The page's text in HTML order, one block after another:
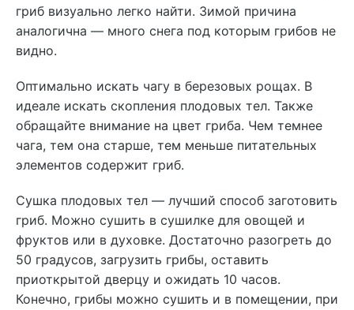
гриб визуально легко найти. Зимой причина
аналогична — много снега под которым грибов не
видно.
Оптимально искать чагу в березовых рощах. В
идеале искать скопления плодовых тел. Также
обращайте внимание на цвет гриба. Чем темнее
чага, тем она старше, тем меньше питательных
элементов содержит гриб.
Сушка плодовых тел — лучший способ заготовить
гриб. Можно сушить в сушилке для овощей и
фруктов или в духовке. Достаточно разогреть до
50 градусов, загрузить грибы, оставить
приоткрытой дверцу и ожидать 10 часов.
Конечно, грибы можно сушить и в помещении, при